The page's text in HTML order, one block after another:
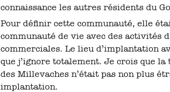
connaissance les autres résidents du
Pour définir cette communauté, elle
communauté de vie avec des activités
commerciales. Le lieu d’implantation
que j’ignore totalement. Je crois que
des Millevaches n’était pas non plus
implantation.